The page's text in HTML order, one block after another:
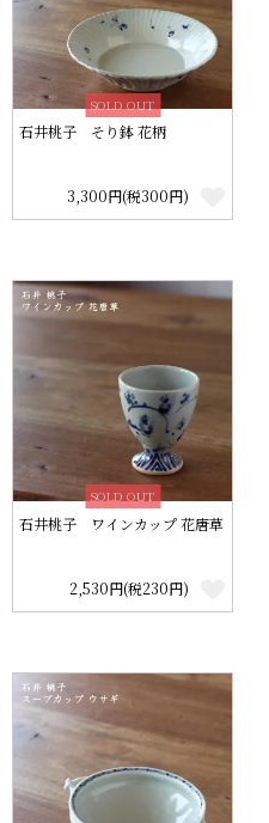
SOLD OUT
石井桃子 そり鉢 花柄
3,300円(税300円)
SOLD OUT
石井桃子 ワインカップ 花唐草
2,530円(税230円)